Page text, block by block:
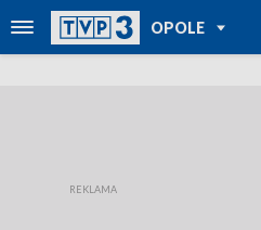
OPOLE
TVP REGIONY